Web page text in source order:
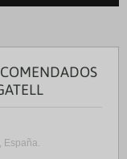
España.